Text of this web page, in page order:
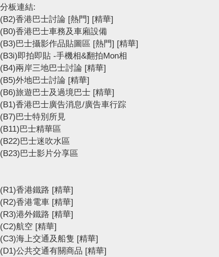
分板連結:
(B2)香港巴士討論 [熱門] [精華]
(B0)香港巴士車務及車廂設備
(B3)巴士攝影作品貼圖區 [熱門] [精華]
(B3i)即拍即貼 -手機相&翻拍Mon相
(B4)兩岸三地巴士討論 [精華]
(B5)外地巴士討論 [精華]
(B6)旅遊巴士及過境巴士 [精華]
(B1)香港巴士廣告消息/廣告車行踪
(B7)巴士特別所見
(B11)巴士精華區
(B22)巴士迷吹水區
(B23)巴士影片分享區
(R1)香港鐵路 [精華]
(R2)香港電車 [精華]
(R3)港外鐵路 [精華]
(C2)航空 [精華]
(C3)海上交通及船隻 [精華]
(D1)公共交通有關商品 [精華]